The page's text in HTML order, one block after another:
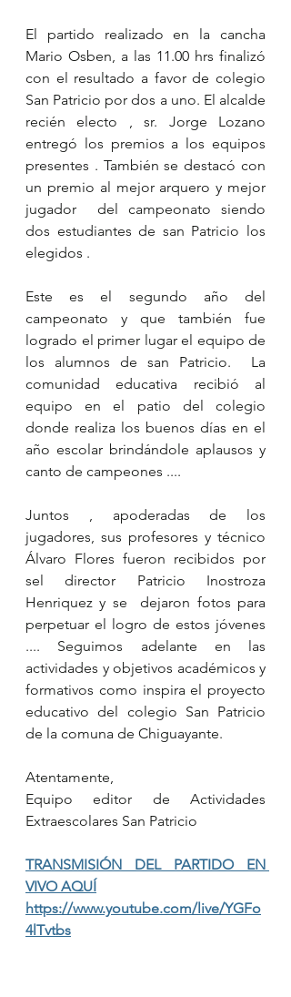
El partido realizado en la cancha
Mario Osben, a las 11.00 hrs finalizó
con el resultado a favor de colegio
San Patricio por dos a uno. El alcalde
recién electo , sr. Jorge Lozano
entregó los premios a los equipos
presentes . También se destacó con
un premio al mejor arquero y mejor
jugador  del campeonato siendo
dos estudiantes de san Patricio los
elegidos .
Este es el segundo año del
campeonato y que también fue
logrado el primer lugar el equipo de
los alumnos de san Patricio.  La
comunidad educativa recibió al
equipo en el patio del colegio
donde realiza los buenos días en el
año escolar brindándole aplausos y
canto de campeones ....
Juntos , apoderadas de los
jugadores, sus profesores y técnico
Álvaro Flores fueron recibidos por
sel director Patricio Inostroza
Henriquez y se  dejaron fotos para
perpetuar el logro de estos jóvenes
.... Seguimos adelante en las
actividades y objetivos académicos y
formativos como inspira el proyecto
educativo del colegio San Patricio
de la comuna de Chiguayante.
Atentamente,
Equipo editor de Actividades
Extraescolares San Patricio
TRANSMISIÓN DEL PARTIDO EN
VIVO AQUÍ
https://www.youtube.com/live/YGFo
4lTvtbs